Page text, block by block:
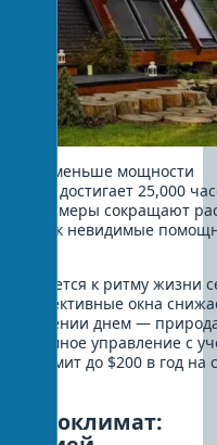
10 раз меньше мощности
достигает 25,000
и таймеры сокращают
как невидимые
к ритму жизни
окна
освещении днем —
Умное управление с
экономит до $200 в год на
микроклимат: